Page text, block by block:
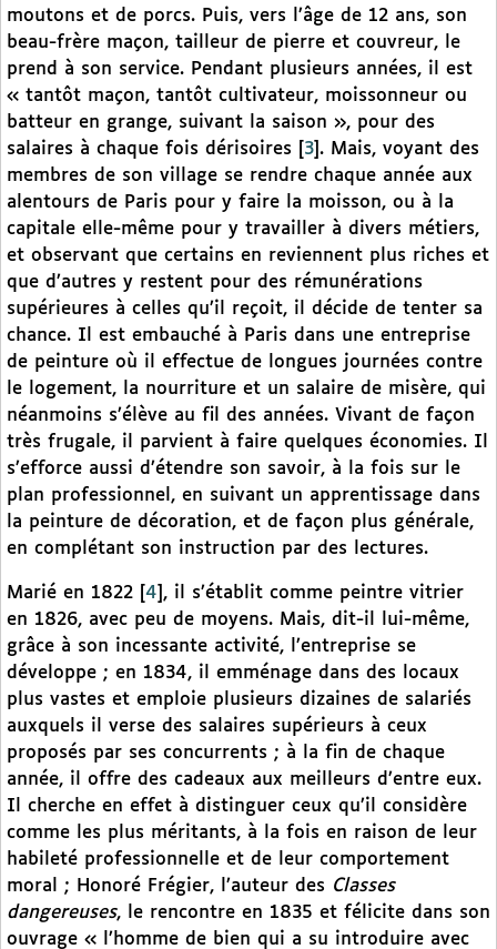
moutons et de porcs. Puis, vers l’âge de 12 ans, son
beau-frère maçon, tailleur de pierre et couvreur, le
prend à son service. Pendant plusieurs années, il est
« tantôt maçon, tantôt cultivateur, moissonneur ou
batteur en grange, suivant la saison », pour des
salaires à chaque fois dérisoires
3 . Mais, voyant des
membres de son village se rendre chaque année aux
alentours de Paris pour y faire la moisson, ou à la
capitale elle-même pour y travailler à divers métiers,
et observant que certains en reviennent plus riches et
que d’autres y restent pour des rémunérations
supérieures à celles qu’il reçoit, il décide de tenter sa
chance. Il est embauché à Paris dans une entreprise
de peinture où il effectue de longues journées contre
le logement, la nourriture et un salaire de misère, qui
néanmoins s’élève au fil des années. Vivant de façon
très frugale, il parvient à faire quelques économies. Il
s’efforce aussi d’étendre son savoir, à la fois sur le
plan professionnel, en suivant un apprentissage dans
la peinture de décoration, et de façon plus générale,
en complétant son instruction par des lectures.
Marié en 1822 4 , il s’établit comme peintre vitrier
en 1826, avec peu de moyens. Mais, dit-il lui-même,
grâce à son incessante activité, l’entreprise se
développe ; en 1834, il emménage dans des locaux
plus vastes et emploie plusieurs dizaines de salariés
auxquels il verse des salaires supérieurs à ceux
proposés par ses concurrents ; à la fin de chaque
année, il offre des cadeaux aux meilleurs d’entre eux.
Il cherche en effet à distinguer ceux qu’il considère
comme les plus méritants, à la fois en raison de leur
habileté professionnelle et de leur comportement
moral ; Honoré Frégier, l’auteur des Classes
dangereuses, le rencontre en 1835 et félicite dans son
ouvrage « l’homme de bien qui a su introduire avec